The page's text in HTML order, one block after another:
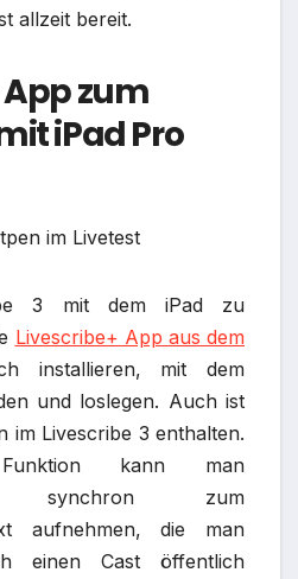
allzeit bereit.
zum
iPad Pro
3 mit dem iPad zu
Livescribe+ App aus dem
installieren, mit dem
und loslegen. Auch ist
im Livescribe 3 enthalten.
kann man
synchron zum
aufnehmen, die man
einen Cast öffentlich